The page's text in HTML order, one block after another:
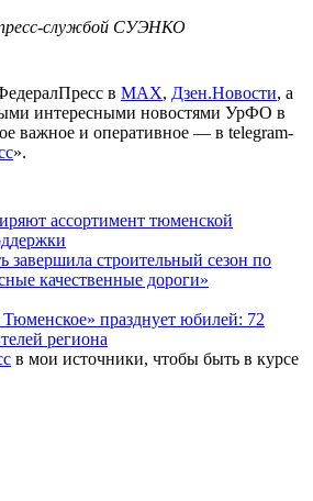
службой СУЭНКО
в МАХ, Дзен.Новости, а
интересными новостями УрФО в
важное и оперативное — в telegram-
».
ассортимент тюменской
завершила строительный сезон по
качественные дороги»
празднует юбилей: 72
региона
в мои источники, чтобы быть в курсе